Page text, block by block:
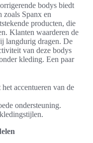
bodys biedt
zoals Spanx en
producten, die
Klanten waarderen de
langdurig dragen. De
van deze bodys
kleding. Een paar
accentueren van de
ondersteuning.